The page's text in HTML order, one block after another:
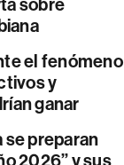
el fenómeno
y
ganar
se preparan
2026” y sus